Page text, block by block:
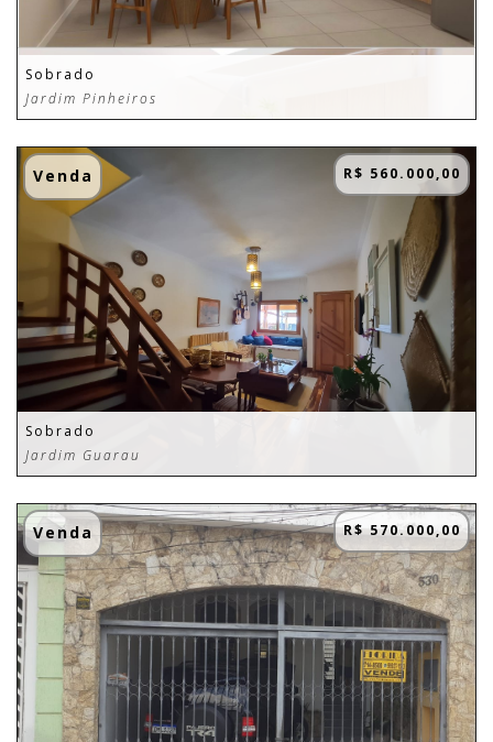
Sobrado
Jardim Pinheiros
Venda R$ 560.000,00
Sobrado
Jardim Guarau
Venda R$ 570.000,00